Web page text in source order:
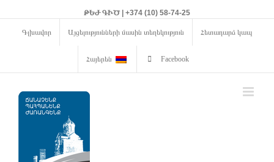
ԹԵԺ ԳԻԾ | +374 (10) 58-74-25
Գլխավոր Այցելությունների մասին տեղեկություն Հետադարձ կապ
Հայերեն Facebook